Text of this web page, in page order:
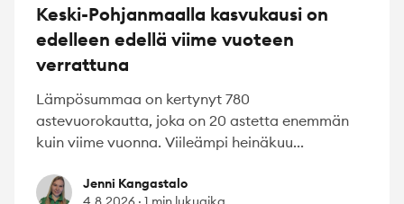
Keski-Pohjanmaalla kasvukausi on
edelleen edellä viime vuoteen
verrattuna
Lämpösummaa on kertynyt 780
astevuorokautta, joka on 20 astetta enemmän
kuin viime vuonna. Viileämpi heinäkuu...
Jenni Kangastalo
Jenni Kangastalo